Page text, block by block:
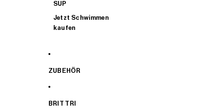
SUP
Jetzt Schwimmen
kaufen
ZUBEHÖR
BRIT TRI